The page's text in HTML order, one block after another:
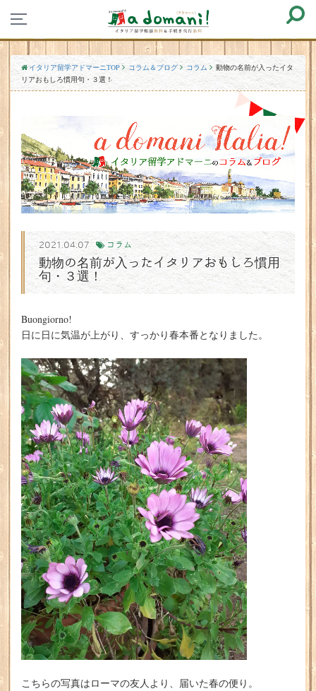
イタリア留学アドマーニTOP コラム＆ブログ コラム
動物の名前が入ったイタ
リアおもしろ慣用句・３選！
2021.04.07 コラム
動物の名前が入ったイタリアおもしろ慣用
句・３選！
Buongiorno!
日に日に気温が上がり、すっかり春本番となりました。
こちらの写真はローマの友人より、届いた春の便り。